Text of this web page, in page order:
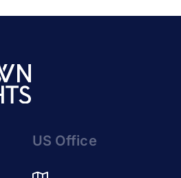
US Office